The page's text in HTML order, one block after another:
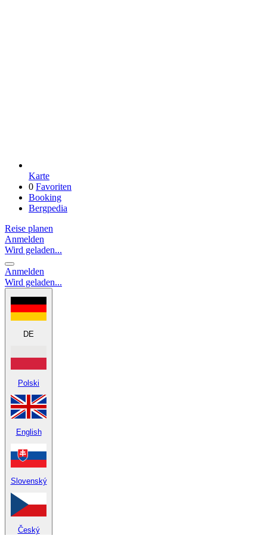
Karte
0 Favoriten
Booking
Bergpedia
Reise planen
Anmelden
Wird geladen...
Anmelden
Wird geladen...
DE
Polski
English
Slovenský
Český